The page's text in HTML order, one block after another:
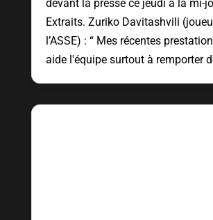
devant la presse ce jeudi à la mi-
Extraits. Zuriko Davitashvili
l’ASSE) : “ Mes récentes
aide l'équipe surtout à remporter